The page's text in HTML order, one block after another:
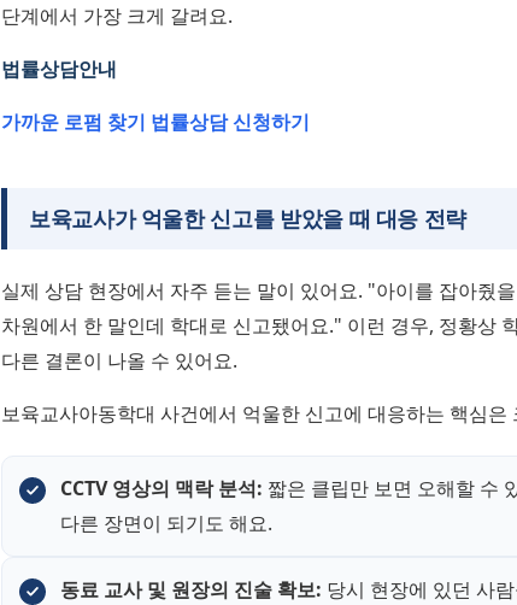
단계에서 가장 크게 갈려요.
법률상담안내
가까운 로펌 찾기 법률상담 신청하기
보육교사가 억울한 신고를 받았을 때 대응 전략
실제 상담 현장에서 자주 듣는 말이 있어요. "아이를 잡아줬
차원에서 한 말인데 학대로 신고됐어요." 이런 경우, 정황상
다른 결론이 나올 수 있어요.
보육교사아동학대 사건에서 억울한 신고에 대응하는 핵심은
CCTV 영상의 맥락 분석: 짧은 클립만 보면 오해할 수
다른 장면이 되기도 해요.
동료 교사 및 원장의 진술 확보: 당시 현장에 있던 사